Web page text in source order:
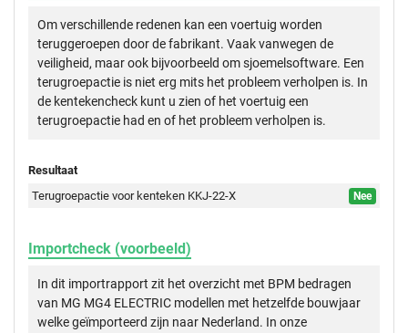
Om verschillende redenen kan een voertuig worden
teruggeroepen door de fabrikant. Vaak vanwegen de
veiligheid, maar ook bijvoorbeeld om sjoemelsoftware. Een
terugroepactie is niet erg mits het probleem verholpen is. In
de kentekencheck kunt u zien of het voertuig een
terugroepactie had en of het probleem verholpen is.
Resultaat
Terugroepactie voor kenteken KKJ-22-X
Nee
Importcheck (voorbeeld)
In dit importrapport zit het overzicht met BPM bedragen
van MG MG4 ELECTRIC modellen met hetzelfde bouwjaar
welke geïmporteerd zijn naar Nederland. In onze